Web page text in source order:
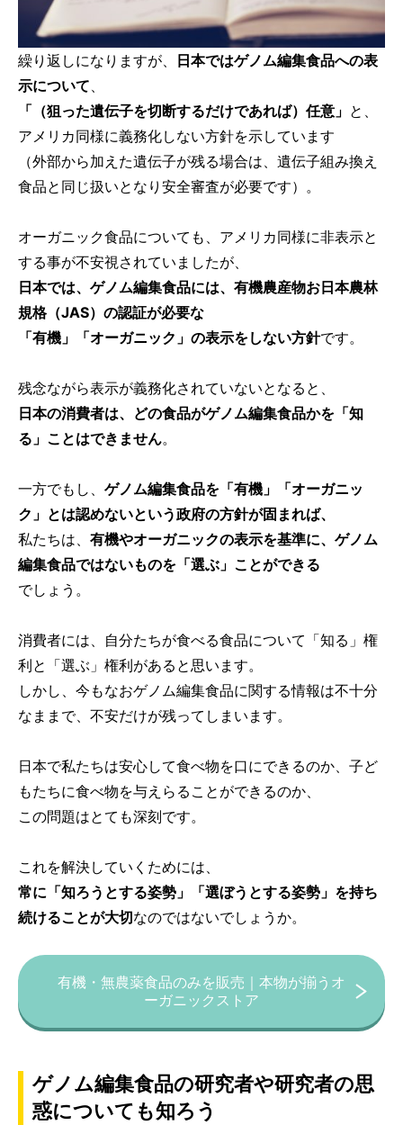
繰り返しになりますが、 日本ではゲノム編集食品への表
示について
「（狙った遺伝子を切断するだけであれば）任意」 と、
アメリカ同様に義務化しない方針を示しています
（外部から加えた遺伝子が残る場合は、遺伝子組み換え
食品と同じ扱いとなり安全審査が必要です）。
オーガニック食品についても、アメリカ同様に非表示と
する事が不安視されていましたが、
日本では、ゲノム編集食品には、有機農産物お日本農林
規格（JAS）の認証が必要な
「有機」「オーガニック」の表示をしない方針です。
残念ながら表示が義務化されていないとなると、
日本の消費者は、どの食品がゲノム編集食品かを「知
る」ことはできません。
一方でもし、 ゲノム編集食品を「有機」「オーガニッ
ク」とは認めないという政府の方針が固まれば、
私たちは、 有機やオーガニックの表示を基準に、ゲノム
編集食品ではないものを「選ぶ」ことができる
でしょう。
消費者には、自分たちが食べる食品について「知る」権
利と「選ぶ」権利があると思います。
しかし、今もなおゲノム編集食品に関する情報は不十分
なままで、不安だけが残ってしまいます。
日本で私たちは安心して食べ物を口にできるのか、子ど
もたちに食べ物を与えらることができるのか、
この問題はとても深刻です。
これを解決していくためには、
常に「知ろうとする姿勢」「選ぼうとする姿勢」を持ち
続けることが大切なのではないでしょうか。
有機・無農薬食品のみを販売｜本物が揃うオ
ーガニックストア
ゲノム編集食品の研究者や研究者の思
惑についても知ろう